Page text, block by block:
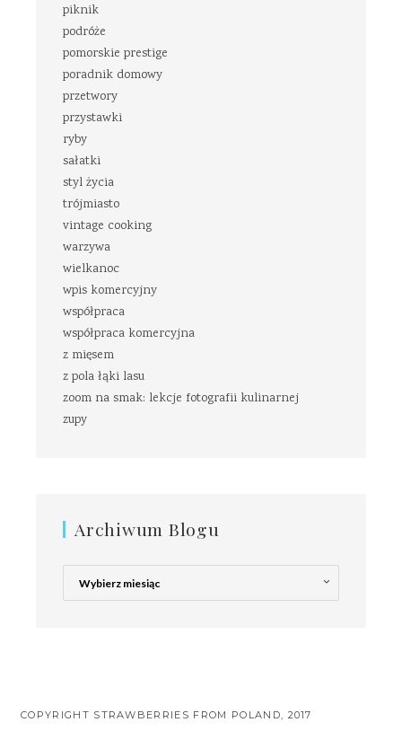
piknik
podróże
pomorskie prestige
poradnik domowy
przetwory
przystawki
ryby
sałatki
styl życia
trójmiasto
vintage cooking
warzywa
wielkanoc
wpis komercyjny
współpraca
współpraca komercyjna
z mięsem
z pola łąki lasu
zoom na smak: lekcje fotografii kulinarnej
zupy
Archiwum Blogu
Archiwum
Blogu
COPYRIGHT STRAWBERRIES FROM POLAND, 2017